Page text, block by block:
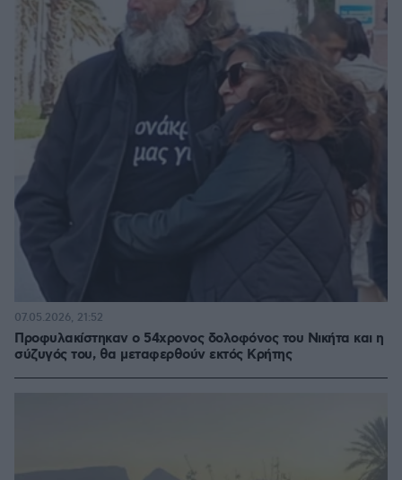
Προφυλακίστηκαν ο 54χρονος δολοφόνος του Νικήτα και η
σύζυγός του, θα μεταφερθούν εκτός Κρήτης
07.05.2026, 21:52